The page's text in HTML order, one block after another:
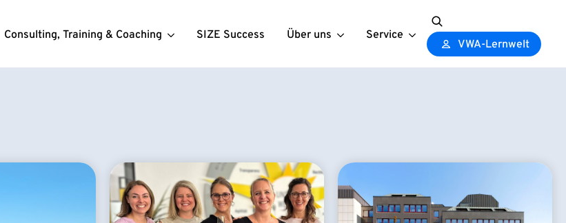
Consulting, Training & Coaching SIZE Success Über uns Service
Search
for:
VWA-Lernwelt